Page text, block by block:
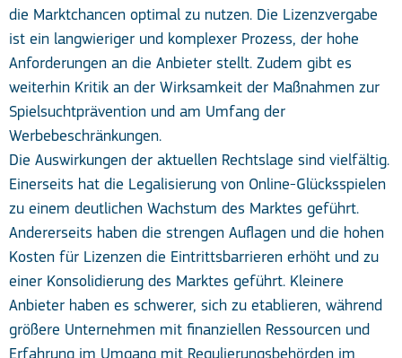
die Marktchancen optimal zu nutzen. Die Lizenzvergabe
ist ein langwieriger und komplexer Prozess, der hohe
Anforderungen an die Anbieter stellt. Zudem gibt es
weiterhin Kritik an der Wirksamkeit der Maßnahmen zur
Spielsuchtprävention und am Umfang der
Werbebeschränkungen.
Die Auswirkungen der aktuellen Rechtslage sind vielfältig.
Einerseits hat die Legalisierung von Online-Glücksspielen
zu einem deutlichen Wachstum des Marktes geführt.
Andererseits haben die strengen Auflagen und die hohen
Kosten für Lizenzen die Eintrittsbarrieren erhöht und zu
einer Konsolidierung des Marktes geführt. Kleinere
Anbieter haben es schwerer, sich zu etablieren, während
größere Unternehmen mit finanziellen Ressourcen und